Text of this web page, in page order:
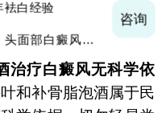
袪白经验
面部白癜风，青
咨询
疗白癜风无科学依
和补骨脂泡酒属于民